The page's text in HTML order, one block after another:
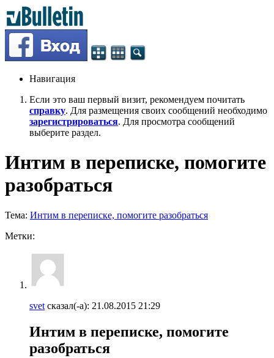
Навигация
Если это ваш первый визит, рекомендуем почитать
справку. Для размещения своих сообщений необходимо
зарегистрироваться. Для просмотра сообщений
выберите раздел.
Интим в переписке, помогите
разобраться
Тема: Интим в переписке, помогите разобраться
Метки:
svet сказал(-а): 21.08.2015 21:29
Интим в переписке, помогите
разобраться